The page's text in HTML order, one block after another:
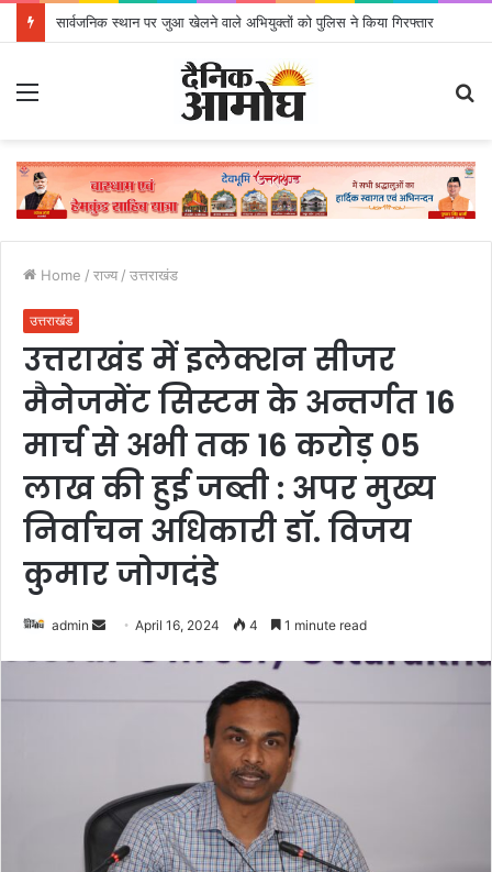
सार्वजनिक स्थान पर जुआ खेलने वाले अभियुक्तों को पुलिस ने किया गिरफ्तार
Home / राज्य / उत्तराखंड
उत्तराखंड
उत्तराखंड में इलेक्शन सीजर
मैनेजमेंट सिस्टम के अन्तर्गत 16
मार्च से अभी तक 16 करोड़ 05
लाख की हुई जब्ती : अपर मुख्य
निर्वाचन अधिकारी डॉ. विजय
कुमार जोगदंडे
admin
m
i
April 16, 2024 4 1 minute read